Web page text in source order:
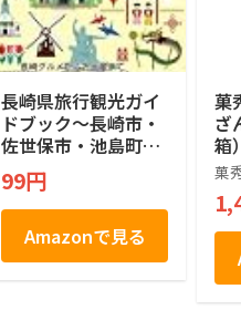
長崎県旅行観光ガイ
ドブック〜長崎市・
佐世保市・池島町〜:
観光スポットだけじ
ゃない！長崎グルメ
からお土産まで長崎
の魅力満載 長崎観光
ガイドブック
99円
Amazonで見る
菓
ざ
箱
×
菓